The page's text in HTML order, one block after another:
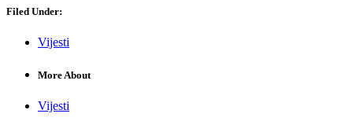
Filed Under:
Vijesti
More About
Vijesti